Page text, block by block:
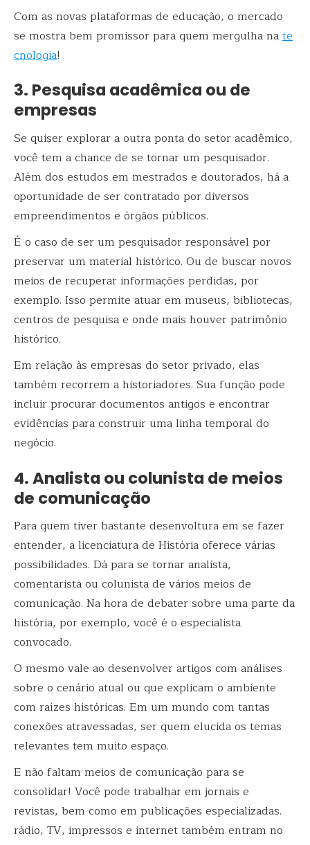
Com as novas plataformas de educação, o mercado
se mostra bem promissor para quem mergulha nate
cnologia!
3. Pesquisa acadêmica ou de
empresas
Se quiser explorar a outra ponta do setor acadêmico,
você tem a chance de se tornar um pesquisador.
Além dos estudos em mestrados e doutorados, há a
oportunidade de ser contratado por diversos
empreendimentos e órgãos públicos.
É o caso de ser um pesquisador responsável por
preservar um material histórico. Ou de buscar novos
meios de recuperar informações perdidas, por
exemplo. Isso permite atuar em museus, bibliotecas,
centros de pesquisa e onde mais houver patrimônio
histórico.
Em relação às empresas do setor privado, elas
também recorrem a historiadores. Sua função pode
incluir procurar documentos antigos e encontrar
evidências para construir uma linha temporal do
negócio.
4. Analista ou colunista de meios
de comunicação
Para quem tiver bastante desenvoltura em se fazer
entender, a licenciatura de História oferece várias
possibilidades. Dá para se tornar analista,
comentarista ou colunista de vários meios de
comunicação. Na hora de debater sobre uma parte da
história, por exemplo, você é o especialista
convocado.
O mesmo vale ao desenvolver artigos com análises
sobre o cenário atual ou que explicam o ambiente
com raízes históricas. Em um mundo com tantas
conexões atravessadas, ser quem elucida os temas
relevantes tem muito espaço.
E não faltam meios de comunicação para se
consolidar! Você pode trabalhar em jornais e
revistas, bem como em publicações especializadas.
rádio, TV, impressos e internet também entram no